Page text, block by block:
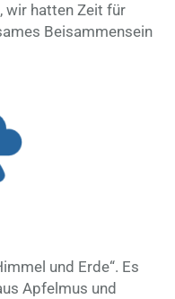
wir hatten Zeit für
Beisammensein
und Erde“. Es
Apfelmus und